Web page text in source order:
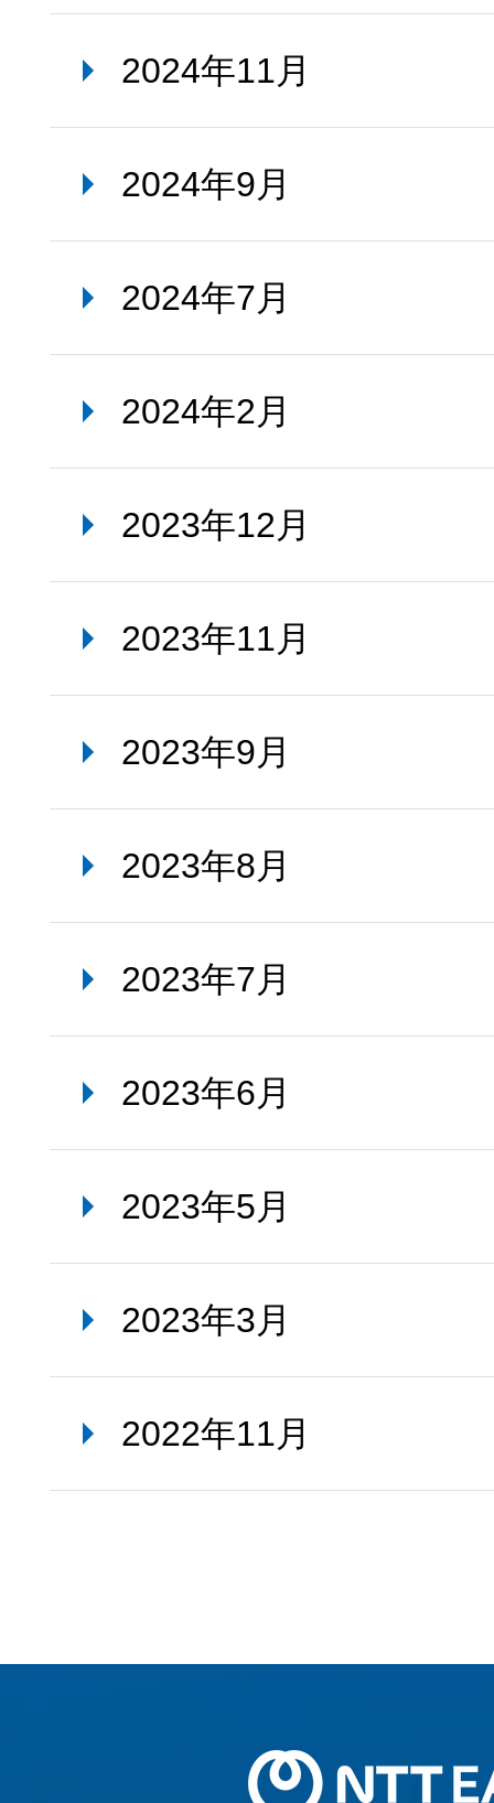
2024年11月
2024年9月
2024年7月
2024年2月
2023年12月
2023年11月
2023年9月
2023年8月
2023年7月
2023年6月
2023年5月
2023年3月
2022年11月